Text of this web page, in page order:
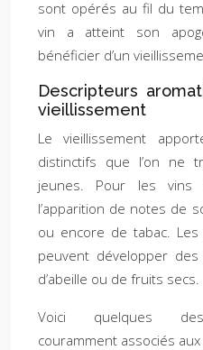
sont opérés au fil du
vin a atteint son
bénéficier d’un
Descripteurs
vieillissement
Le vieillissement
distinctifs que l’on ne
jeunes. Pour les
l’apparition de notes de
ou encore de tabac.
peuvent développer
d’abeille ou de fruits secs.
Voici quelques
couramment associés aux